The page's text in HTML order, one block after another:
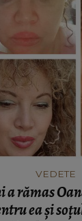
VEDETE
a rămas
ea și